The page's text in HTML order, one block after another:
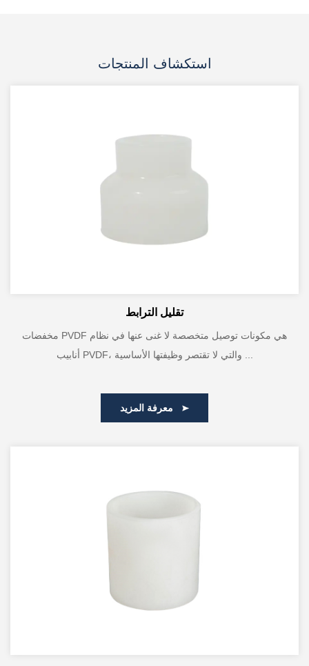
استكشاف المنتجات
تقليل الترابط
مخفضات PVDF هي مكونات توصيل متخصصة لا غنى عنها في نظام